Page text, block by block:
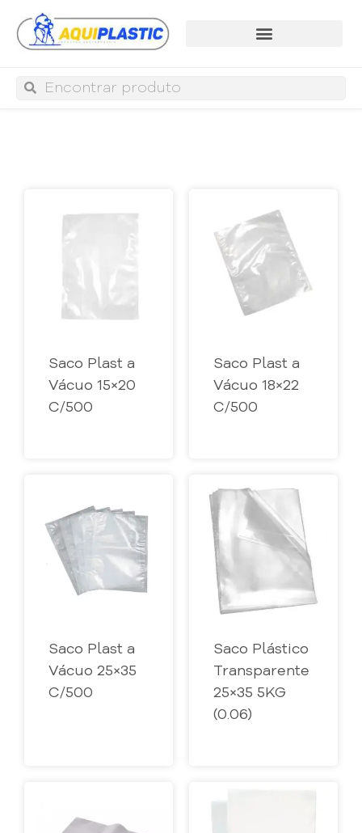
Saco Plast a
Vácuo 15×20
C/500
Saco Plast a
Vácuo 18×22
C/500
Saco Plast a
Vácuo 25×35
C/500
Saco Plástico
Transparente
25×35 5KG
(0.06)